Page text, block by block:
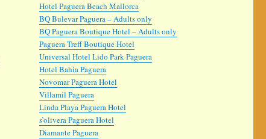
Hotel Paguera Beach Mallorca
BQ Bulevar Paguera – Adults only
BQ Paguera Boutique Hotel – Adults only
Paguera Treff Boutique Hotel
Universal Hotel Lido Park Paguera
Hotel Bahia Paguera
Novomar Paguera Hotel
Villamil Paguera
Linda Playa Paguera Hotel
s’olivera Paguera Hotel
Diamante Paguera